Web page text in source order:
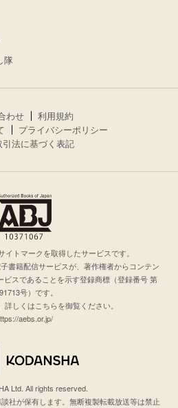
隊
わせ
利用規約
プライバシーポリシー
法に基づく表記
イトマークを取得したサービスです。
書籍配信サービスが、著作権者からコンテン
ビスであることを示す登録商標（登録番号 第
号）です。
しくはこちらを御覧ください。
aebs.or.jp/
Ltd. All rights reserved.
社が保有します。無断複製転載放送等は禁止